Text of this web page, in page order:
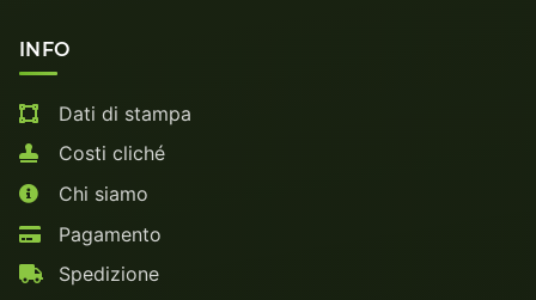
INFO
Dati di stampa
Costi cliché
Chi siamo
Pagamento
Spedizione